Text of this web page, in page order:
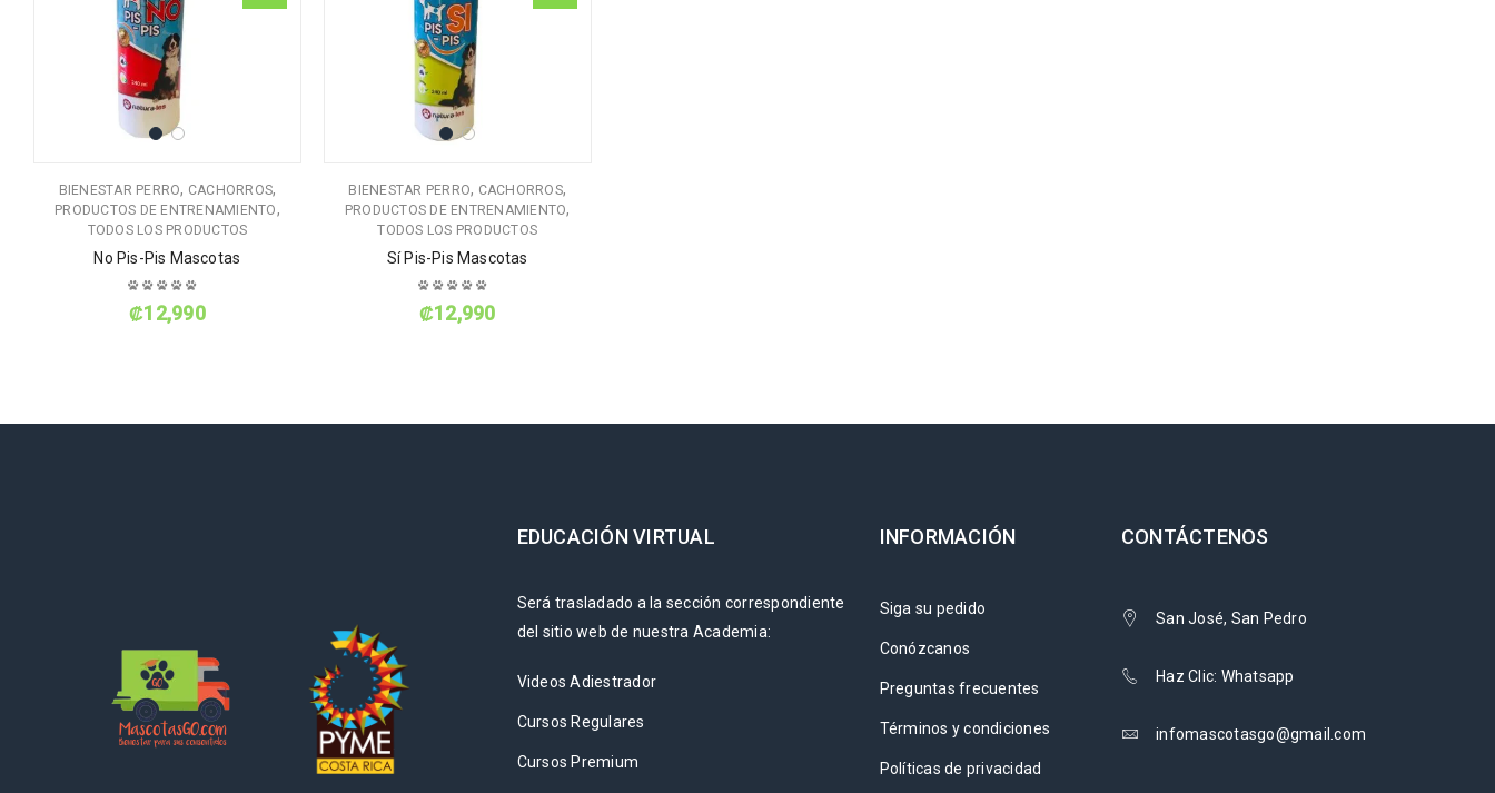
BIENESTAR PERRO, CACHORROS,
PRODUCTOS DE ENTRENAMIENTO,
TODOS LOS PRODUCTOS
No Pis-Pis Mascotas
₡12,990
BIENESTAR PERRO, CACHORROS,
PRODUCTOS DE ENTRENAMIENTO,
TODOS LOS PRODUCTOS
Sí Pis-Pis Mascotas
₡12,990
EDUCACIÓN VIRTUAL
Será trasladado a la sección correspondiente
del sitio web de nuestra Academia:
Videos Adiestrador
Cursos Regulares
Cursos Premium
INFORMACIÓN
Siga su pedido
Conózcanos
Preguntas frecuentes
Términos y condiciones
Políticas de privacidad
CONTÁCTENOS
San José, San Pedro
Haz Clic: Whatsapp
infomascotasgo@gmail.com